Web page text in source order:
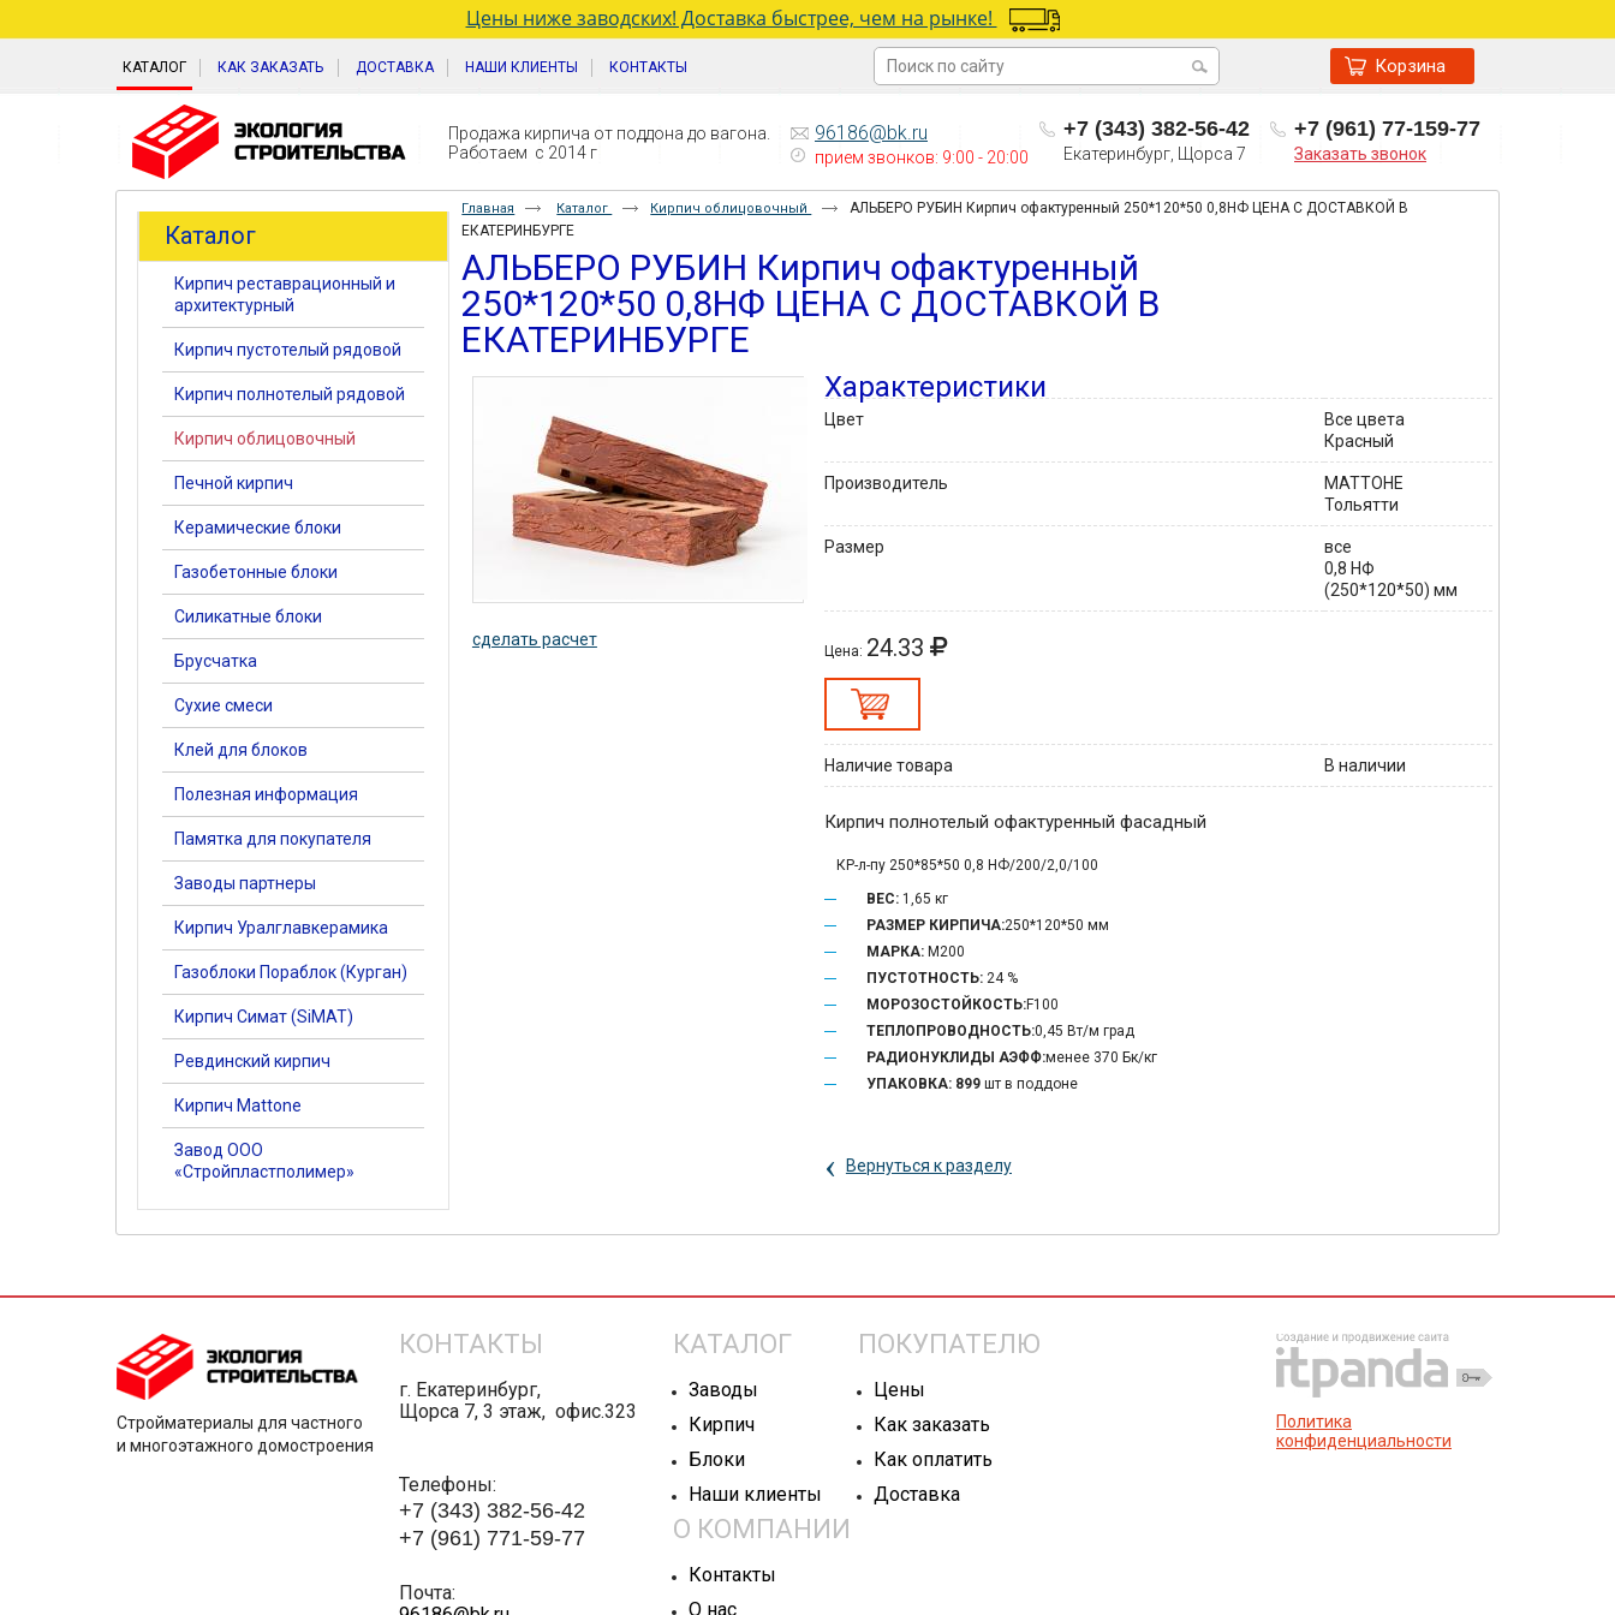
Продажа кирпича от поддона до вагона.
Работаем с 2014 г
96186@bk.ru
прием звонков: 9:00 - 20:00
+7 (343) 382-56-42
Екатеринбург, Щорса 7
+7 (961) 77-159-77
Заказать звонок
Цены ниже заводских! Доставка быстрее, чем на рынке!
КАТАЛОГ КАК ЗАКАЗАТЬ ДОСТАВКА НАШИ КЛИЕНТЫ КОНТАКТЫ Корзина
Каталог
Кирпич реставрационный и
архитектурный
Кирпич пустотелый рядовой
Кирпич полнотелый рядовой
Кирпич облицовочный
Печной кирпич
Керамические блоки
Газобетонные блоки
Силикатные блоки
Брусчатка
Сухие смеси
Клей для блоков
Полезная информация
Памятка для покупателя
Заводы партнеры
Кирпич Уралглавкерамика
Газоблоки Пораблок (Курган)
Кирпич Симат (SiMAT)
Ревдинский кирпич
Кирпич Mattone
Завод ООО
«Стройпластполимер»
Главная Каталог Кирпич облицовочный
АЛЬБЕРО РУБИН Кирпич офактуренный 250*120*50 0,8НФ ЦЕНА С ДОСТАВКОЙ В
ЕКАТЕРИНБУРГЕ
АЛЬБЕРО РУБИН Кирпич офактуренный
250*120*50 0,8НФ ЦЕНА С ДОСТАВКОЙ В
ЕКАТЕРИНБУРГЕ
сделать расчет
Характеристики
Цвет
Все цвета
Красный
Производитель
МАТТОНЕ
Тольятти
Размер
все
0,8 НФ
(250*120*50) мм
Цена: 24.33
Наличие товара В наличии
Кирпич полнотелый офактуренный фасадный
КР-л-пу 250*85*50 0,8 НФ/200/2,0/100
ВЕС: 1,65 кг
РАЗМЕР КИРПИЧА:250*120*50 мм
МАРКА: М200
ПУСТОТНОСТЬ: 24 %
МОРОЗОСТОЙКОСТЬ:F100
ТЕПЛОПРОВОДНОСТЬ:0,45 Вт/м град
РАДИОНУКЛИДЫ АЭФФ:менее 370 Бк/кг
УПАКОВКА: 899 шт в поддоне
‹ Вернуться к разделу
Стройматериалы для частного
и многоэтажного домостроения
КОНТАКТЫ
г. Екатеринбург,
Щорса 7, 3 этаж, офис.323
Телефоны:
+7 (343) 382-56-42
+7 (961) 771-59-77
Почта:
КАТАЛОГ
Заводы
Кирпич
Блоки
Наши клиенты
ПОКУПАТЕЛЮ
Цены
Как заказать
Как оплатить
Доставка
О КОМПАНИИ
Контакты
О нас
Политика
конфиденциальности